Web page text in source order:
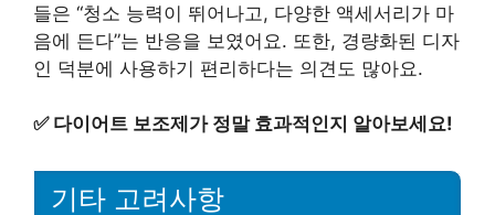
들은 “청소 능력이 뛰어나고, 다양한 액세서리가 마
음에 든다”는 반응을 보였어요. 또한, 경량화된 디자
인 덕분에 사용하기 편리하다는 의견도 많아요.
✅ 다이어트 보조제가 정말 효과적인지 알아보세요!
기타 고려사항